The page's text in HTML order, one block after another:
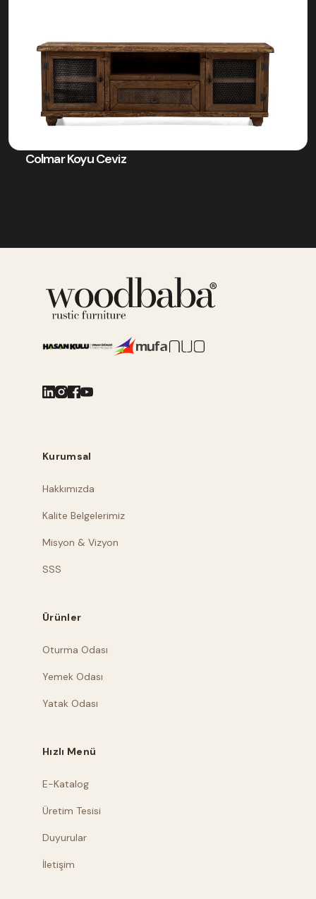
Colmar Koyu Ceviz
Kurumsal
Hakkımızda
Kalite Belgelerimiz
Misyon & Vizyon
SSS
Ürünler
Oturma Odası
Yemek Odası
Yatak Odası
Hızlı Menü
E-Katalog
Üretim Tesisi
Duyurular
İletişim